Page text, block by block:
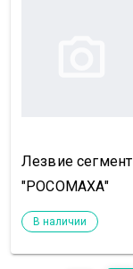
Лезвие
"РОСОМАХА"
В наличии